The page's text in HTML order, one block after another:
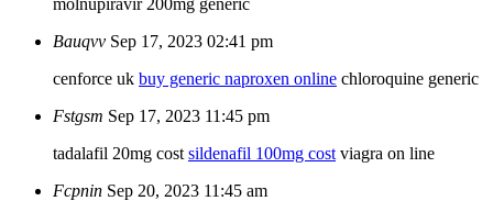
Bauqvv Sep 17, 2023 02:41 pm
cenforce uk buy generic naproxen online chloroquine generic
Fstgsm Sep 17, 2023 11:45 pm
tadalafil 20mg cost sildenafil 100mg cost viagra on line
Fcpnin Sep 20, 2023 11:45 am